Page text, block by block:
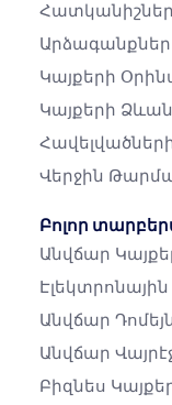
Հատկանիշներ
Արձագանքներ
Կայքերի
Կայքերի
Վերջին
Բոլոր
Անվճար
Անվճար
Անվճար
Բիզնես